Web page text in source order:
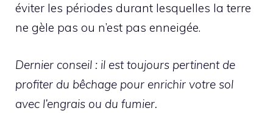
éviter les périodes durant lesquelles la terre
ne gèle pas ou n’est pas enneigée.
Dernier conseil : il est toujours pertinent de
profiter du bêchage pour enrichir votre sol
avec l’engrais ou du fumier.